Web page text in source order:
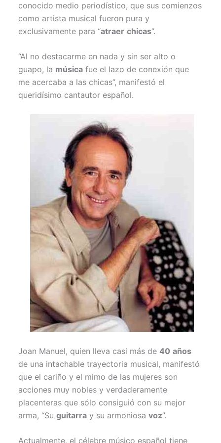
conocido medio periodístico, que sus comienzos
como artista musical fueron pura y
exclusivamente para “atraer chicas”.
“Al no destacarme en nada y sin ser alto o
guapo, la música fue el lazo de conexión que
me acercaba a las chicas”, manifestó el
queridísimo cantautor español.
Joan Manuel, quien lleva casi más de40 años
de una intachable trayectoria musical, manifestó
que el cariño y el mimo de las mujeres son
acciones muy nobles y verdaderamente
placenteras que sólo consiguió con su mejor
arma, “Suguitarra y su armoniosavoz”.
Actualmente, el célebre músico español tiene